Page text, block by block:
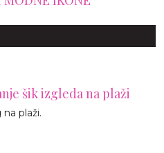
šik izgleda na plaži
plaži.